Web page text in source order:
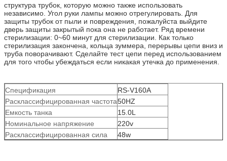
структура трубок, которую можно также использовать
независимо. Угол руки лампы можно отрегулировать. Для
защиты трубок от пыли и повреждения, пожалуйста выйдите
дверь защиты закрытый пока она не работает. Ряд времени
стерилизации: 0~60 минут для стерилизации. Как только
стерилизация закончена, кольца зуммера, перерывы цепи вниз и
труба поворачивают. Сделайте тест цепи перед использованием
для того чтобы убеждаться если никакая утечка до применения.
Спецификация
RS-V160A
Расклассифицированная частота50HZ
Емкость танка
15.0L
Номинальное напряжение
220v
Расклассифицированная сила
48w